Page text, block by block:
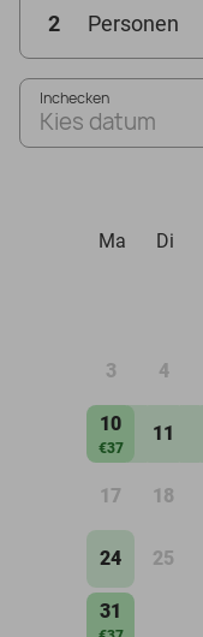
2 Personen
Inchecken
Kies datum
Ma
Di
3 4
10
€37
11
17 18
24 25
31